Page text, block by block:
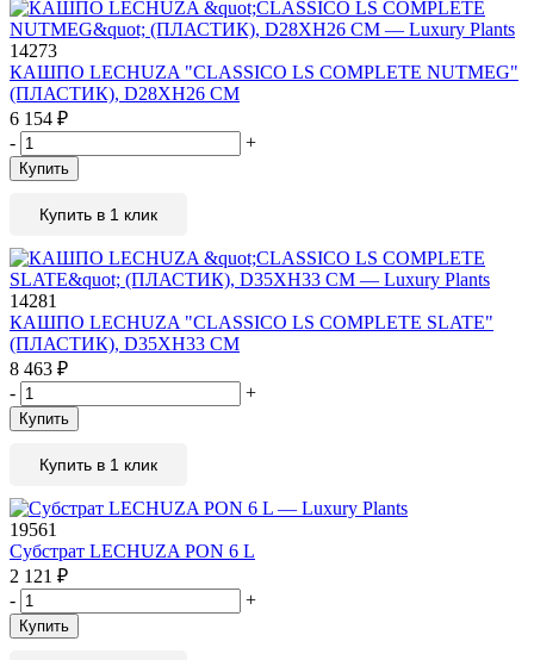
14273
КАШПО LECHUZA "CLASSICO LS COMPLETE NUTMEG"
(ПЛАСТИК), D28XH26 СМ
6 154 ₽
-
+
Купить
Купить в 1 клик
14281
КАШПО LECHUZA "CLASSICO LS COMPLETE SLATE"
(ПЛАСТИК), D35XH33 СМ
8 463 ₽
-
+
Купить
Купить в 1 клик
19561
Субстрат LECHUZA PON 6 L
2 121 ₽
-
+
Купить